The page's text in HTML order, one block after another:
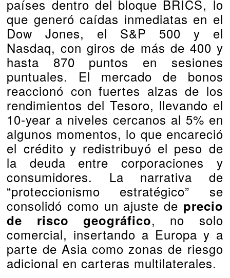
países dentro del bloque BRICS, lo
que generó caídas inmediatas en el
Dow Jones, el S&P 500 y el
Nasdaq, con giros de más de 400 y
hasta 870 puntos en sesiones
puntuales. El mercado de bonos
reaccionó con fuertes alzas de los
rendimientos del Tesoro, llevando el
10‑year a niveles cercanos al 5% en
algunos momentos, lo que encareció
el crédito y redistribuyó el peso de
la deuda entre corporaciones y
consumidores. La narrativa de
“proteccionismo estratégico” se
consolidó como un ajuste de precio
de risco geográfico, no solo
comercial, insertando a Europa y a
parte de Asia como zonas de riesgo
adicional en carteras multilaterales.